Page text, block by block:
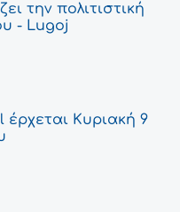
την πολιτιστική
- Lugoj
Κυριακή 9